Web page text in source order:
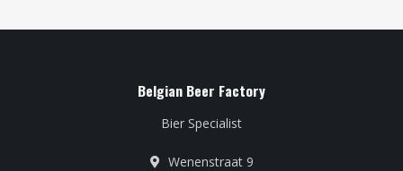
Belgian Beer Factory
Bier Specialist
Wenenstraat 9